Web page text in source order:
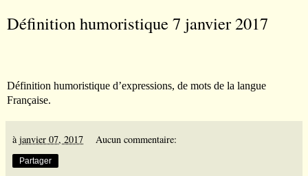
Définition humoristique 7 janvier 2017
Définition humoristique d’expressions, de mots de la langue
Française.
à janvier 07, 2017 Aucun commentaire:
Partager